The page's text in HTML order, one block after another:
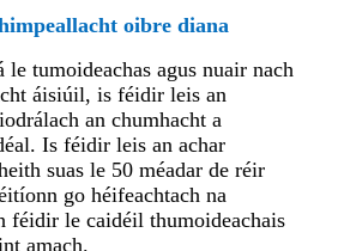
oibre diana
tumoideachas agus nuair nach
áisiúil, is féidir leis an
an chumhacht a
Is féidir leis an achar
suas le 50 méadar de réir
go héifeachtach na
féidir le caidéil thumoideachais
amach.